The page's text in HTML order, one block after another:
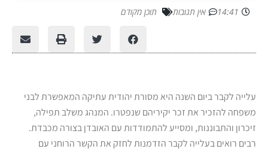
14:41 אין תגובות תוכן מקודם
עלייה לקבר ביום השנה היא מסורת יהודית עתיקה המאפשרת לבני
משפחה להזכיר את זכר יקיריהם שנפטרו. המנהג משלב תפילה,
זיכרון והתבוננות, ומסייע להתמודדות עם האובדן בצורה מכבדת.
רבים רואים בעלייה לקבר הזדמנות לחזק את הקשר הרוחני עם